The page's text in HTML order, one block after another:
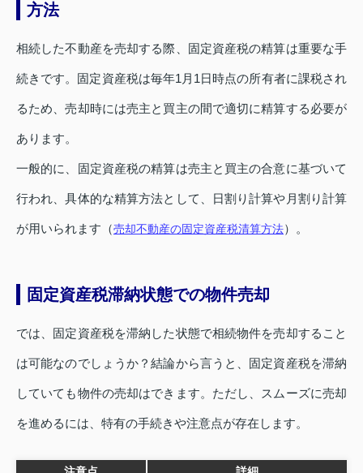
方法
相続した不動産を売却する際、固定資産税の精算は重要な手
続きです。固定資産税は毎年1月1日時点の所有者に課税され
るため、売却時には売主と買主の間で適切に精算する必要が
あります。
一般的に、固定資産税の精算は売主と買主の合意に基づいて
行われ、具体的な精算方法として、日割り計算や月割り計算
が用いられます（売却不動産の固定資産税清算方法）。
固定資産税滞納状態での物件売却
では、固定資産税を滞納した状態で相続物件を売却すること
は可能なのでしょうか？結論から言うと、固定資産税を滞納
していても物件の売却はできます。ただし、スムーズに売却
を進めるには、特有の手続きや注意点が存在します。